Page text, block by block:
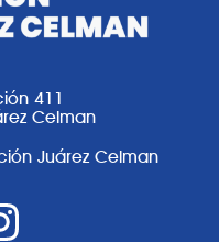
411
Celman
Juárez Celman